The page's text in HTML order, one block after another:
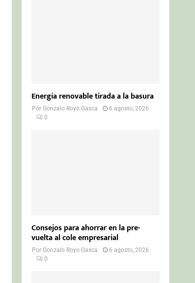
Energía renovable tirada a la basura
PorGonzalo Royo Gasca
6 agosto, 2026
0
Consejos para ahorrar en la pre-
vuelta al cole empresarial
PorGonzalo Royo Gasca
6 agosto, 2026
0